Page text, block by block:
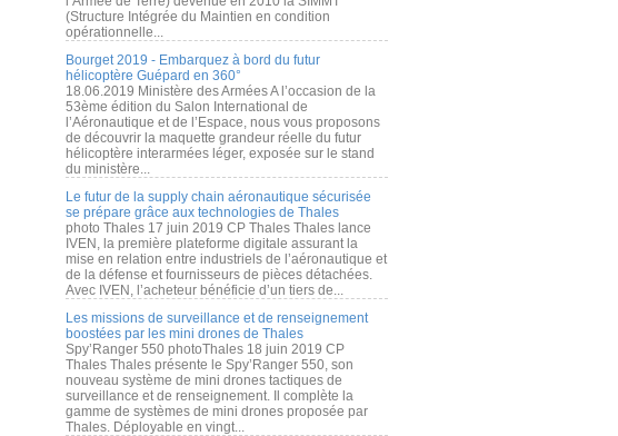
(Structure Intégrée du Maintien en condition
opérationnelle...
Bourget 2019 - Embarquez à bord du futur
hélicoptère Guépard en 360°
18.06.2019 Ministère des Armées A l’occasion de la
53ème édition du Salon International de
l’Aéronautique et de l’Espace, nous vous proposons
de découvrir la maquette grandeur réelle du futur
hélicoptère interarmées léger, exposée sur le stand
du ministère...
Le futur de la supply chain aéronautique sécurisée
se prépare grâce aux technologies de Thales
photo Thales 17 juin 2019 CP Thales Thales lance
IVEN, la première plateforme digitale assurant la
mise en relation entre industriels de l’aéronautique et
de la défense et fournisseurs de pièces détachées.
Avec IVEN, l’acheteur bénéficie d’un tiers de...
Les missions de surveillance et de renseignement
boostées par les mini drones de Thales
Spy’Ranger 550 photoThales 18 juin 2019 CP
Thales Thales présente le Spy’Ranger 550, son
nouveau système de mini drones tactiques de
surveillance et de renseignement. Il complète la
gamme de systèmes de mini drones proposée par
Thales. Déployable en vingt...